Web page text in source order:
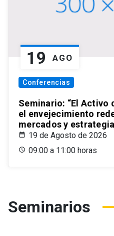
19 AGO
Conferencias
Seminario: “El Activo
el envejecimiento
mercados y
19 de Agosto de 2026
09:00 a 11:00 horas
Seminarios